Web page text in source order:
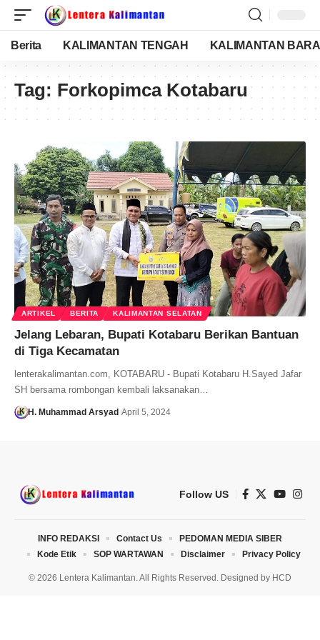
Berita KALIMANTAN TENGAH KALIMANTAN
Tag: Forkopimca Kotabaru
ARTIKEL BERITA KALIMANTAN SELATAN
Jelang Lebaran, Bupati Kotabaru Berikan Bantuan
di Tiga Kecamatan
lenterakalimantan.com, KOTABARU - Bupati Kotabaru H.Sayed Jafar
SH bersama rombongan kembali laksanakan…
H. Muhammad Arsyad April 5, 2024
Follow US
© 2026 Lentera Kalimantan. All Rights Reserved. Designed by HCD
INFO REDAKSI Contact Us
PEDOMAN MEDIA SIBER
Kode Etik
SOP WARTAWAN Disclaimer Privacy Policy